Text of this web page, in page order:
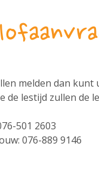
melden dan
de lestijd zullen de
501 2603
076-889 9146